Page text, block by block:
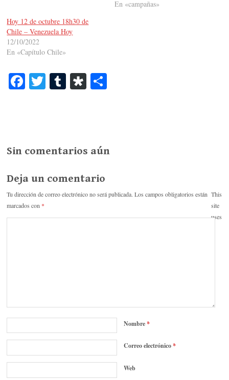
En «campañas»
Hoy 12 de octubre 18h30 de
Chile – Venezuela Hoy
12/10/2022
En «Capítulo Chile»
Fa T T
r
Di
rti
Sin comentarios aún
Deja un comentario
Tu dirección de correo electrónico no será publicada. Los campos obligatorios están
marcados con *
Nombre*
Correo electrónico*
Web
This
site
uses